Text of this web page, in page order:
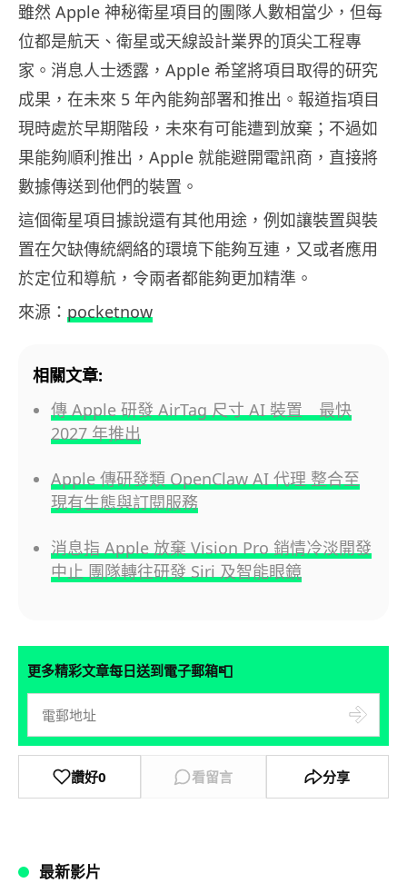
雖然 Apple 神秘衛星項目的團隊人數相當少，但每
位都是航天、衛星或天線設計業界的頂尖工程專
家。消息人士透露，Apple 希望將項目取得的研究
成果，在未來 5 年內能夠部署和推出。報道指項目
現時處於早期階段，未來有可能遭到放棄；不過如
果能夠順利推出，Apple 就能避開電訊商，直接將
數據傳送到他們的裝置。
這個衛星項目據說還有其他用途，例如讓裝置與裝
置在欠缺傳統網絡的環境下能夠互連，又或者應用
於定位和導航，令兩者都能夠更加精準。
來源： pocketnow
相關文章:
傳 Apple 研發 AirTag 尺寸 AI 裝置 最快
2027 年推出
Apple 傳研發類 OpenClaw AI 代理 整合至
現有生態與訂閱服務
消息指 Apple 放棄 Vision Pro 銷情冷淡開發
中止 團隊轉往研發 Siri 及智能眼鏡
更多精彩文章每日送到電子郵箱📮
讚好0 看留言 分享
最新影片